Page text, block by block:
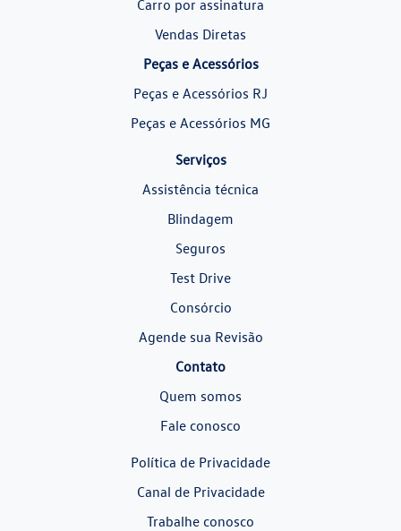
Carro por assinatura
Vendas Diretas
Peças e Acessórios
Peças e Acessórios RJ
Peças e Acessórios MG
Serviços
Assistência técnica
Blindagem
Seguros
Test Drive
Consórcio
Agende sua Revisão
Contato
Quem somos
Fale conosco
Política de Privacidade
Canal de Privacidade
Trabalhe conosco